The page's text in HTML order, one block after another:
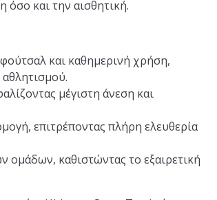
όσο και την αισθητική.
και καθημερινή χρήση,
μέγιστη άνεση και
επιτρέποντας πλήρη ελευθερία
ομάδων, καθιστώντας το εξαιρετική